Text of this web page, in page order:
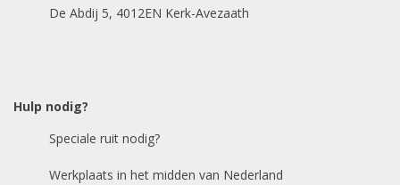
De Abdij 5, 4012EN Kerk-Avezaath
Hulp nodig?
Speciale ruit nodig?
Werkplaats in het midden van Nederland